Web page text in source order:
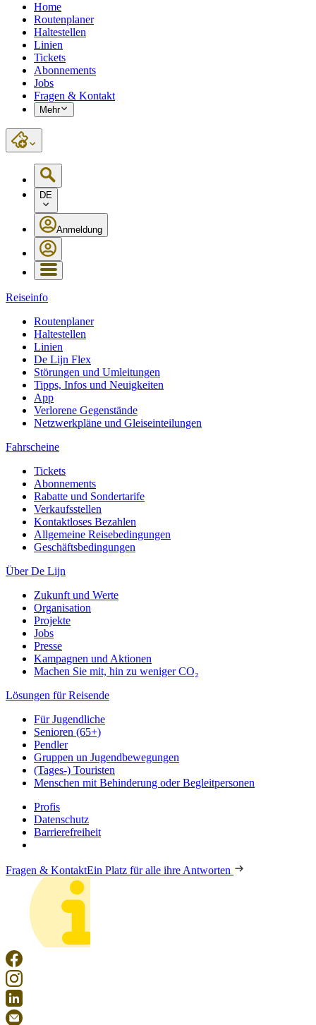
Home
Routenplaner
Haltestellen
Linien
Tickets
Abonnements
Jobs
Fragen & Kontakt
Mehr
DE
Anmeldung
Reiseinfo
Routenplaner
Haltestellen
Linien
De Lijn Flex
Störungen und Umleitungen
Tipps, Infos und Neuigkeiten
App
Verlorene Gegenstände
Netzwerkpläne und Gleiseinteilungen
Fahrscheine
Tickets
Abonnements
Rabatte und Sondertarife
Verkaufsstellen
Kontaktloses Bezahlen
Allgemeine Reisebedingungen
Geschäftsbedingungen
Über De Lijn
Zukunft und Werte
Organisation
Projekte
Jobs
Presse
Kampagnen und Aktionen
Machen Sie mit, hin zu weniger CO₂
Lösungen für Reisende
Für Jugendliche
Senioren (65+)
Pendler
Gruppen un Jugendbewegungen
(Tages-) Touristen
Menschen mit Behinderung oder Begleitpersonen
Profis
Datenschutz
Barrierefreiheit
Fragen & KontaktEin Platz für alle ihre Antworten